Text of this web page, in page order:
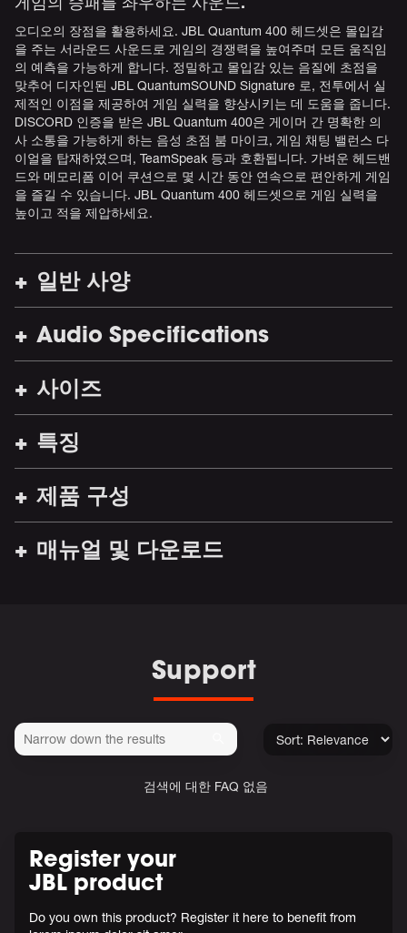
오디오의 장점을 활용하세요. JBL Quantum 400 헤드셋은 몰입감
을 주는 서라운드 사운드로 게임의 경쟁력을 높여주며 모든 움직임
의 예측을 가능하게 합니다. 정밀하고 몰입감 있는 음질에 초점을
맞추어 디자인된 JBL QuantumSOUND Signature 로, 전투에서 실
제적인 이점을 제공하여 게임 실력을 향상시키는 데 도움을 줍니다.
DISCORD 인증을 받은 JBL Quantum 400은 게이머 간 명확한 의
사 소통을 가능하게 하는 음성 초점 붐 마이크, 게임 채팅 밸런스 다
이얼을 탑재하였으며, TeamSpeak 등과 호환됩니다. 가벼운 헤드밴
드와 메모리폼 이어 쿠션으로 몇 시간 동안 연속으로 편안하게 게임
을 즐길 수 있습니다. JBL Quantum 400 헤드셋으로 게임 실력을
높이고 적을 제압하세요.
일반 사양
Audio Specifications
사이즈
특징
제품 구성
매뉴얼 및 다운로드
Support
검색에 대한 FAQ 없음
Register your
JBL product
Do you own this product? Register it here to benefit from